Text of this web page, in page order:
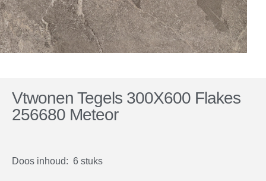
Vtwonen Tegels 300X600 Flakes
256680 Meteor
Doos inhoud: 6 stuks